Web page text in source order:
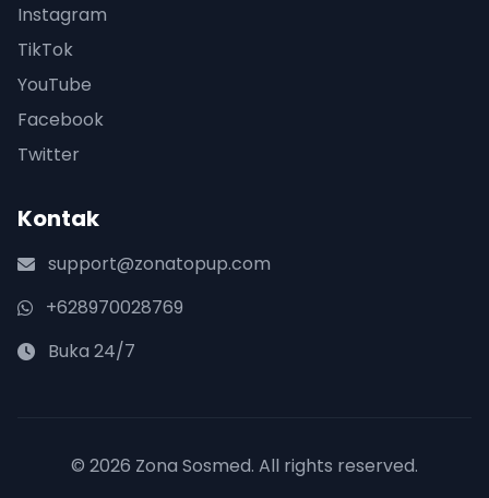
Instagram
TikTok
YouTube
Facebook
Twitter
Kontak
support@zonatopup.com
+628970028769
Buka 24/7
© 2026 Zona Sosmed. All rights reserved.